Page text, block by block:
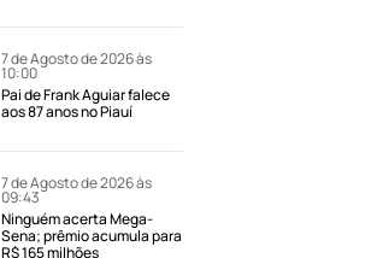
7 de Agosto de 2026 às
10:00
Pai de Frank Aguiar falece
aos 87 anos no Piauí
7 de Agosto de 2026 às
09:43
Ninguém acerta Mega-
Sena; prêmio acumula para
R$ 165 milhões